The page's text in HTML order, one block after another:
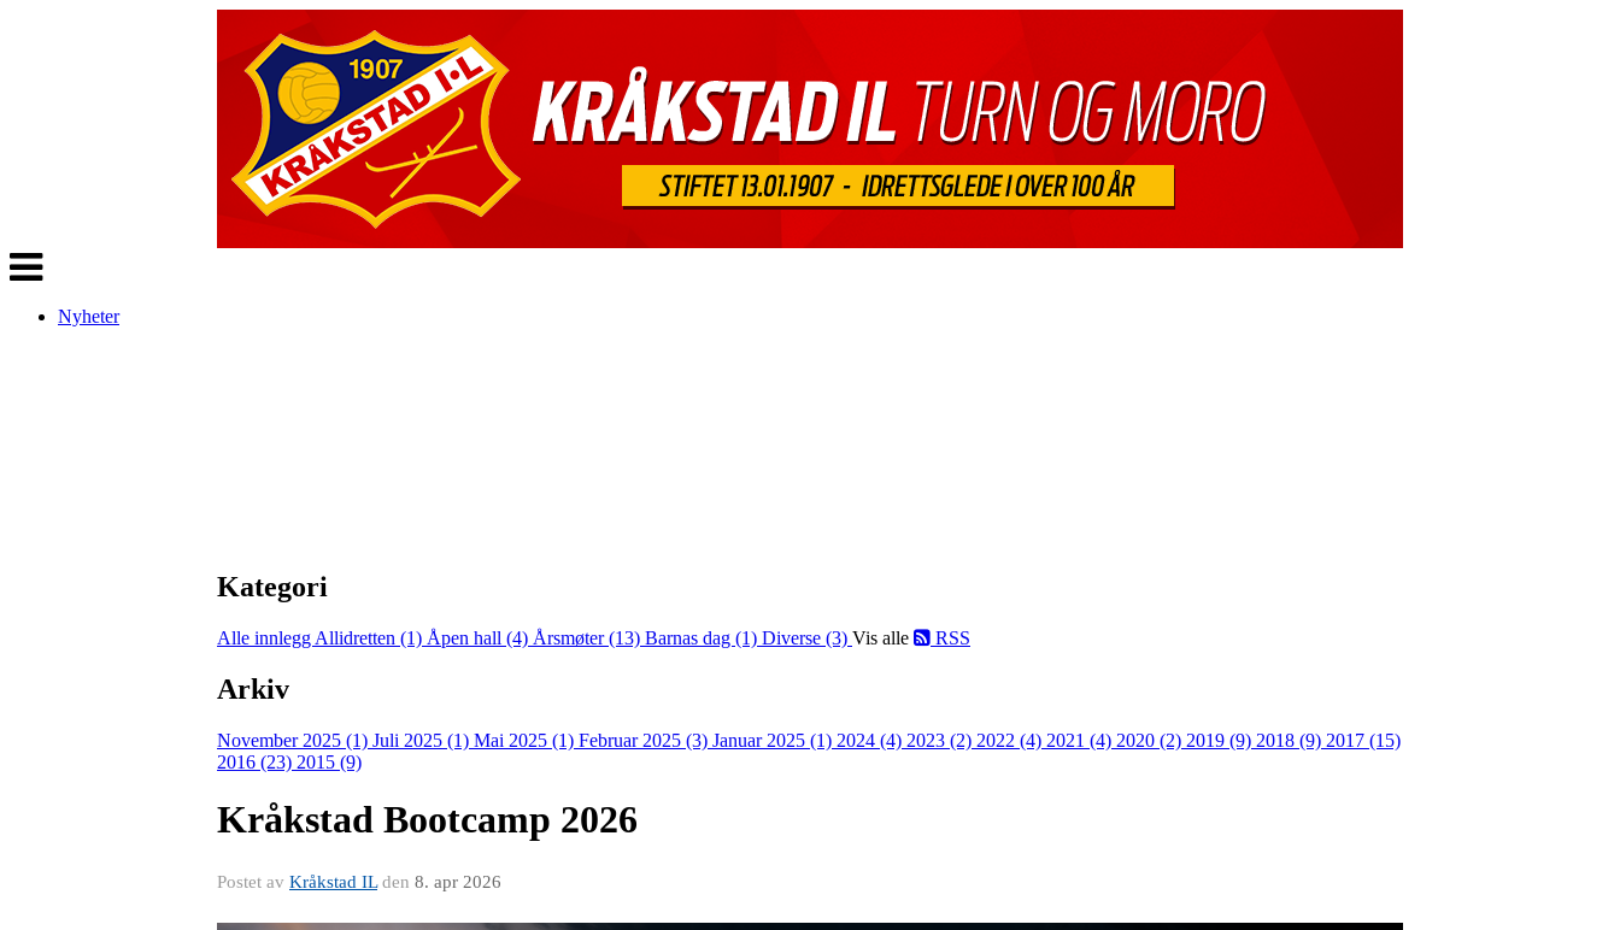
Veksle
navigasjon
Nyheter
Kategori
Alle innlegg Allidretten (1) Åpen hall (4) Årsmøter (13) Barnas dag (1) Diverse (3) Vis alle RSS
Arkiv
November 2025 (1) Juli 2025 (1) Mai 2025 (1) Februar 2025 (3) Januar 2025 (1) 2024 (4) 2023 (2) 2022 (4) 2021 (4) 2020 (2) 2019 (9) 2018 (9) 2017 (15)
2016 (23) 2015 (9)
Kråkstad Bootcamp 2026
Postet av Kråkstad ILden 8. apr 2026